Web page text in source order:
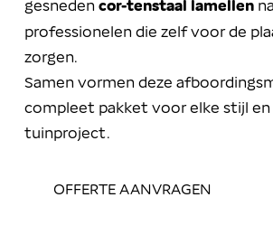
gesneden cor-tenstaal lamellen
professionelen die zelf voor de
zorgen.
Samen vormen deze
compleet pakket voor elke stijl en
tuinproject.
OFFERTE AANVRAGEN